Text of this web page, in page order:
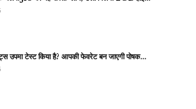
उपमा टेस्ट किया है? आपकी फेवरेट बन जाएगी पोषक…